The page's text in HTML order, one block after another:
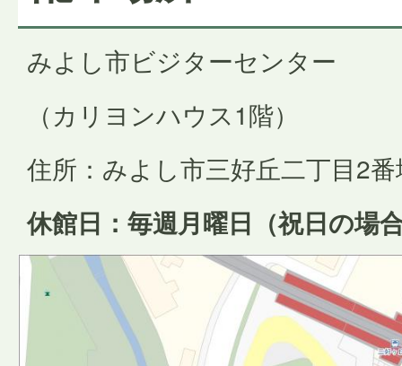
みよし市ビジターセンター
（カリヨンハウス1階）
住所：みよし市三好丘二丁目2
休館日：毎週月曜日（祝日の場